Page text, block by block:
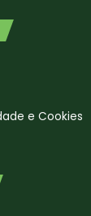
e Cookies